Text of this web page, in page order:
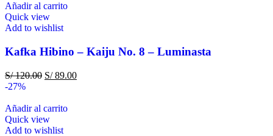
Añadir al carrito
Quick view
Add to wishlist
Kafka Hibino – Kaiju No. 8 – Luminasta
S/120.00 S/89.00
-27%
Añadir al carrito
Quick view
Add to wishlist